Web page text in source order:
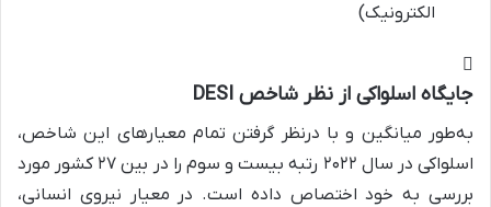
الکترونیک)
جایگاه اسلواکی از نظر شاخص DESI
به‌طور میانگین و با درنظر گرفتن تمام معیارهای این شاخص،
اسلواکی در سال ۲۰۲۲ رتبه بیست و سوم را در بین ۲۷ کشور مورد
بررسی به خود اختصاص داده است. در معیار نیروی انسانی،